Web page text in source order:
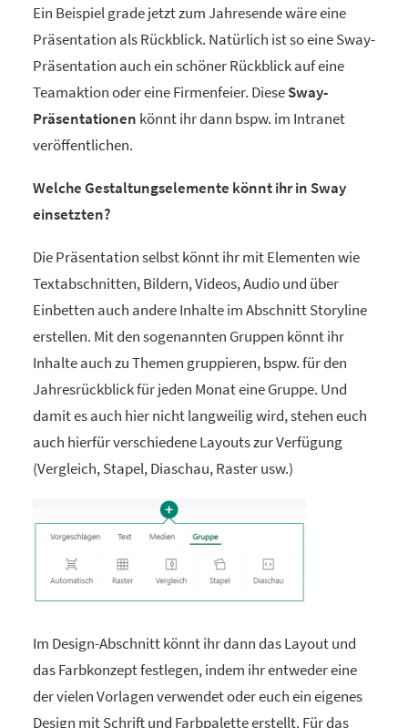
Ein Beispiel grade jetzt zum Jahresende wäre eine
Präsentation als Rückblick. Natürlich ist so eine Sway-
Präsentation auch ein schöner Rückblick auf eine
Teamaktion oder eine Firmenfeier. DieseSway-
Präsentationen könnt ihr dann bspw. im Intranet
veröffentlichen.
Welche Gestaltungselemente könnt ihr in Sway
einsetzten?
Die Präsentation selbst könnt ihr mit Elementen wie
Textabschnitten, Bildern, Videos, Audio und über
Einbetten auch andere Inhalte im Abschnitt Storyline
erstellen. Mit den sogenannten Gruppen könnt ihr
Inhalte auch zu Themen gruppieren, bspw. für den
Jahresrückblick für jeden Monat eine Gruppe. Und
damit es auch hier nicht langweilig wird, stehen euch
auch hierfür verschiedene Layouts zur Verfügung
(Vergleich, Stapel, Diaschau, Raster usw.)
Im Design-Abschnitt könnt ihr dann das Layout und
das Farbkonzept festlegen, indem ihr entweder eine
der vielen Vorlagen verwendet oder euch ein eigenes
Design mit Schrift und Farbpalette erstellt. Für das